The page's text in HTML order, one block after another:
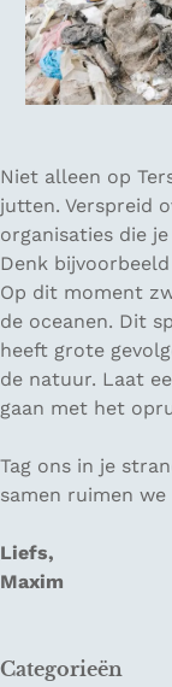
Niet alleen op
jutten. Verspreid
organisaties die
Denk
Op dit moment
de oceanen. Dit
heeft grote
de natuur. Laat
gaan met het
Tag ons in je
samen ruimen we
Liefs,
Maxim
Categorieën